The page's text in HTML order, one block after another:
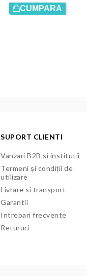
CUMPARA
SUPORT CLIENTI
Vanzari B2B si institutii
Termeni și condiții de
utilizare
Livrare si transport
Garantii
Intrebari frecvente
Retururi